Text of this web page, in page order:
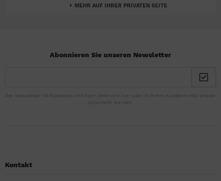
MEHR AUF IHRER PRIVATEN SEITE
Abonnieren Sie unseren Newsletter
Der Newsletter ist kostenlos und kann jederzeit hier oder in Ihrem Kundenkonto wieder
abbestellt werden.
Kontakt